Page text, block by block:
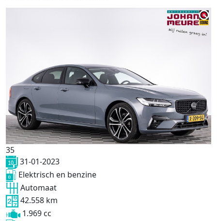
35
31-01-2023
Elektrisch en benzine
Automaat
42.558 km
1.969 cc